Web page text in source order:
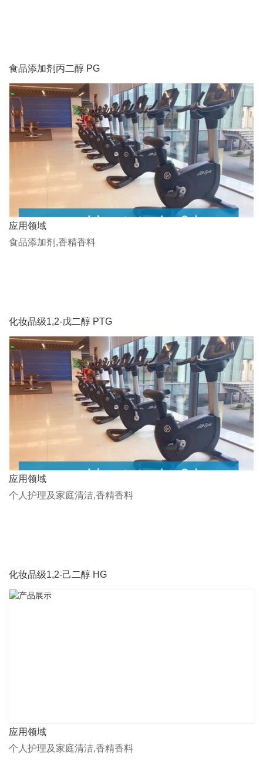
食品添加剂丙二醇 PG
应用领域
食品添加剂,香精香料
化妆品级1,2-戊二醇 PTG
应用领域
个人护理及家庭清洁,香精香料
化妆品级1,2-己二醇 HG
应用领域
个人护理及家庭清洁,香精香料